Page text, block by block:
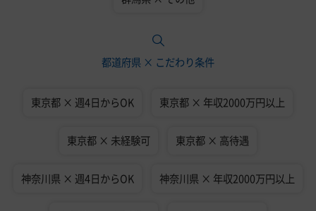
都道府県 × こだわり条件
東京都 × 週4日からOK 東京都 × 年収2000万円以上
東京都 × 未経験可 東京都 × 高待遇
神奈川県 × 週4日からOK 神奈川県 × 年収2000万円以上